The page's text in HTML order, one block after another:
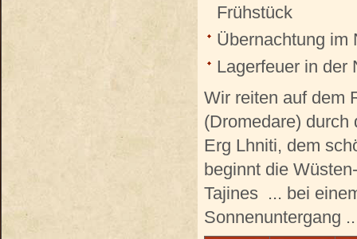
Frühstück
Übernachtung
Lagerfeuer in der
Wir reiten auf dem
(Dromedare)
Erg Lhniti, dem
beginnt die
Tajines ... bei
Sonnenuntergang